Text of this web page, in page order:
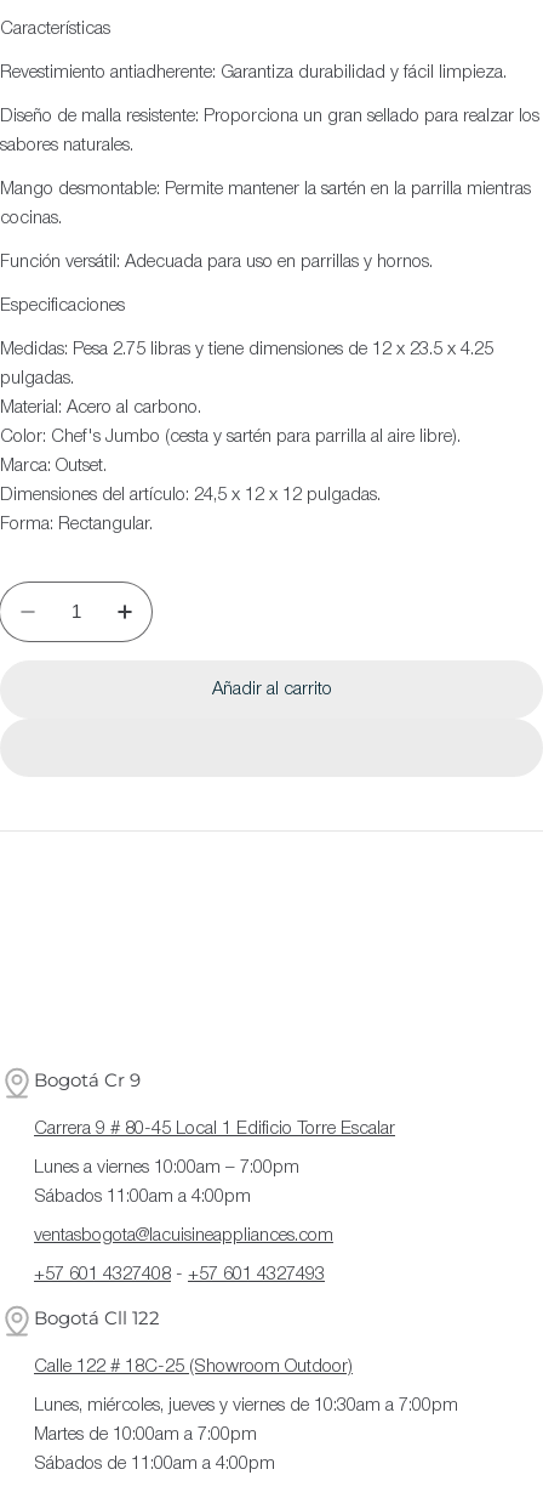
Características
Revestimiento antiadherente: Garantiza durabilidad y fácil limpieza.
Diseño de malla resistente: Proporciona un gran sellado para realzar los
sabores naturales.
Mango desmontable: Permite mantener la sartén en la parrilla mientras
cocinas.
Función versátil: Adecuada para uso en parrillas y hornos.
Especificaciones
Medidas: Pesa 2.75 libras y tiene dimensiones de 12 x 23.5 x 4.25
pulgadas.
Material: Acero al carbono.
Color: Chef's Jumbo (cesta y sartén para parrilla al aire libre).
Marca: Outset.
Dimensiones del artículo: 24,5 x 12 x 12 pulgadas.
Forma: Rectangular.
Añadir al carrito
Bogotá Cr 9
Carrera 9 # 80-45 Local 1 Edificio Torre Escalar
Lunes a viernes 10:00am – 7:00pm
Sábados 11:00am a 4:00pm
ventasbogota@lacuisineappliances.com
+57 601 4327408 - +57 601 4327493
Bogotá Cll 122
Calle 122 # 18C-25 (Showroom Outdoor)
Lunes, miércoles, jueves y viernes de 10:30am a 7:00pm
Martes de 10:00am a 7:00pm
Sábados de 11:00am a 4:00pm